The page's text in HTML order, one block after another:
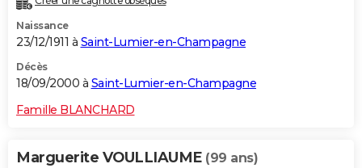
Naissance
23/12/1911 à Saint-Lumier-en-Champagne
Décès
18/09/2000 à Saint-Lumier-en-Champagne
Famille BLANCHARD
Marguerite VOULLIAUME (99 ans)